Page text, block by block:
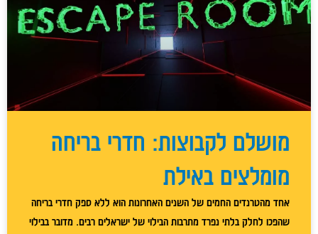
מושלם לקבוצות: חדרי בריחה
מומלצים באילת
אחד מהטרנדים החמים של השנים האחרונות הוא ללא ספק חדרי בריחה
שהפכו לחלק בלתי נפרד מתרבות הבילוי של ישראלים רבים. מדובר בבילוי